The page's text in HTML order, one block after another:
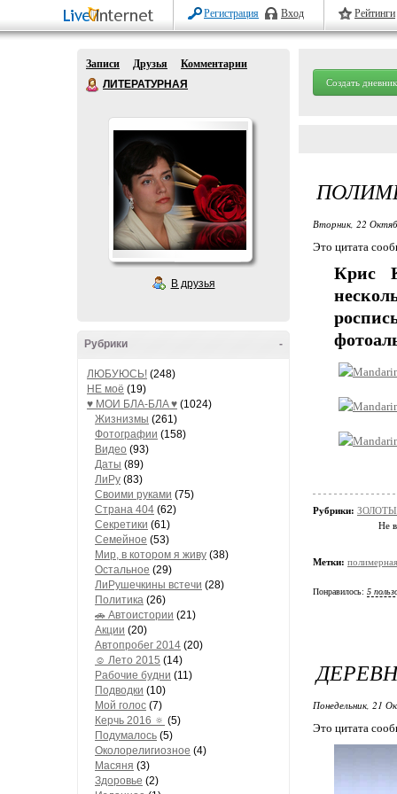
Регистрация Вход Рейтинги
Записи Друзья
Комментарии
ЛИТЕРАТУРНАЯ
В друзья
-
Рубрики
ЛЮБУЮСЬ! (248)
НЕ моё (19)
♥ МОИ БЛA-БЛA ♥ (1024)
Жизнизмы (261)
Фотографии (158)
Видео (93)
Даты (89)
ЛиРу (83)
Своими руками (75)
Страна 404 (62)
Секретики (61)
Семейное (53)
Мир, в котором я живу (38)
Остальное (29)
ЛиРушечкины встечи (28)
Политика (26)
🚗 Автоистории (21)
Акции (20)
Автопробег 2014 (20)
☺ Лето 2015 (14)
Рабочие будни (11)
Подводки (10)
Мой голос (7)
Керчь 2016 🔅 (5)
Подумалось (5)
Околорелигиозное (4)
Масяня (3)
Здоровье (2)
Создать дневник
Вторник, 22
Это цитата
Крис
Рубрики:
Не
Метки:
Понравилось: 5
Понедельник, 21
Это цитата